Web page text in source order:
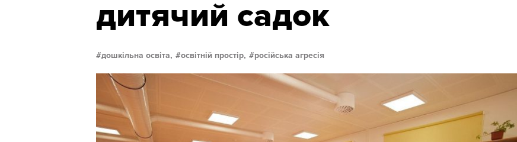
дитячий садок
дошкільна освіта, освітній простір, російська агресія